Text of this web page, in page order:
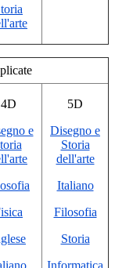
4D
e
5D
Disegno e
Storia
dell'arte
Italiano
Filosofia
Storia